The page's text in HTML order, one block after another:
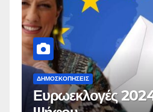
ΔΗΜΟΣΚΟΠΉΣΕΙΣ
Γλυπτά